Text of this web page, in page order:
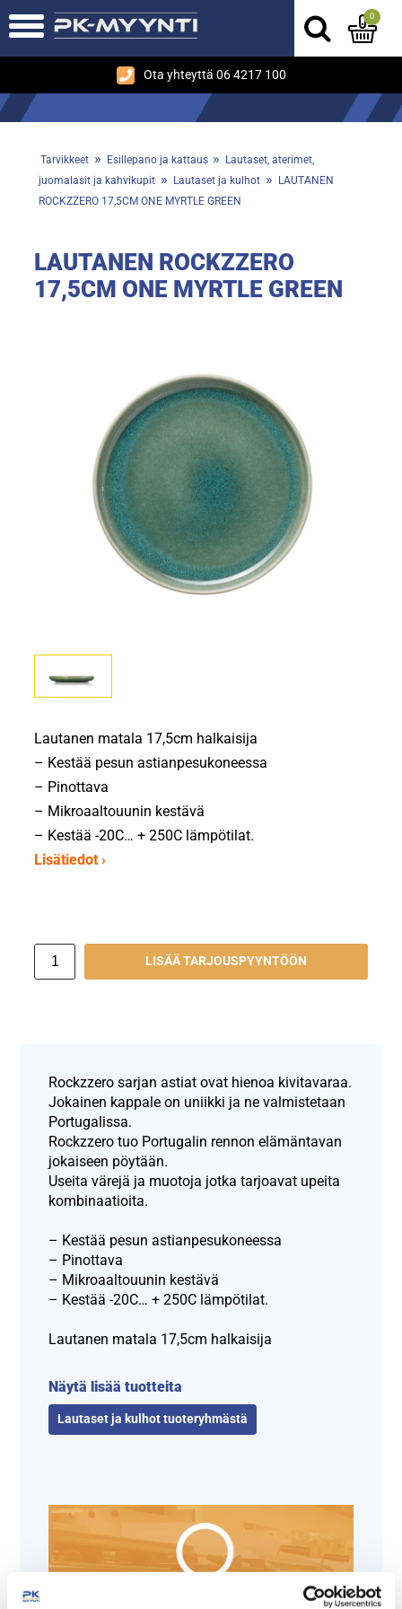
Ota yhteyttä 06 4217 100
0
Tarvikkeet » Esillepano ja kattaus »
Lautaset, aterimet,
juomalasit ja kahvikupit » Lautaset ja kulhot »
LAUTANEN
ROCKZZERO 17,5CM ONE MYRTLE GREEN
LAUTANEN ROCKZZERO
17,5CM ONE MYRTLE GREEN
Lautanen matala 17,5cm halkaisija
– Kestää pesun astianpesukoneessa
– Pinottava
– Mikroaaltouunin kestävä
– Kestää -20C… + 250C lämpötilat.
Lisätiedot ›
LISÄÄ TARJOUSPYYNTÖÖN
Rockzzero sarjan astiat ovat hienoa kivitavaraa.
Jokainen kappale on uniikki ja ne valmistetaan
Portugalissa.
Rockzzero tuo Portugalin rennon elämäntavan
jokaiseen pöytään.
Useita värejä ja muotoja jotka tarjoavat upeita
kombinaatioita.
– Kestää pesun astianpesukoneessa
– Pinottava
– Mikroaaltouunin kestävä
– Kestää -20C… + 250C lämpötilat.
Lautanen matala 17,5cm halkaisija
Näytä lisää tuotteita
Lautaset ja kulhot tuoteryhmästä